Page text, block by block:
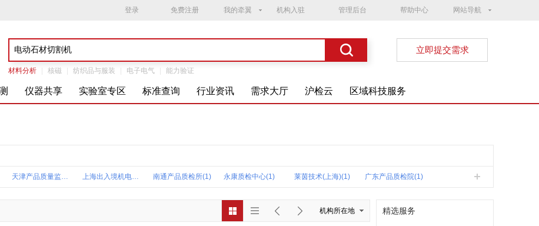
登录 免费注册 我的牵翼 机构入驻 管理后台 帮助中心 网站导航
材料分析 核磁 纺织品与服装 电子电气 能力验证
立即提交需求
仪器共享 实验室专区 标准查询 行业资讯 需求大厅 沪检云 区域科技服务
天津产品质量监督研究院(1) 上海出入境机电产品中心(1) 南通产品质检所(1) 永康质检中心(1) 莱茵技术(上海)(1) 广东产品质检院(1)
机构所在地 精选服务